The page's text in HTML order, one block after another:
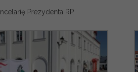
Prezydenta RP.